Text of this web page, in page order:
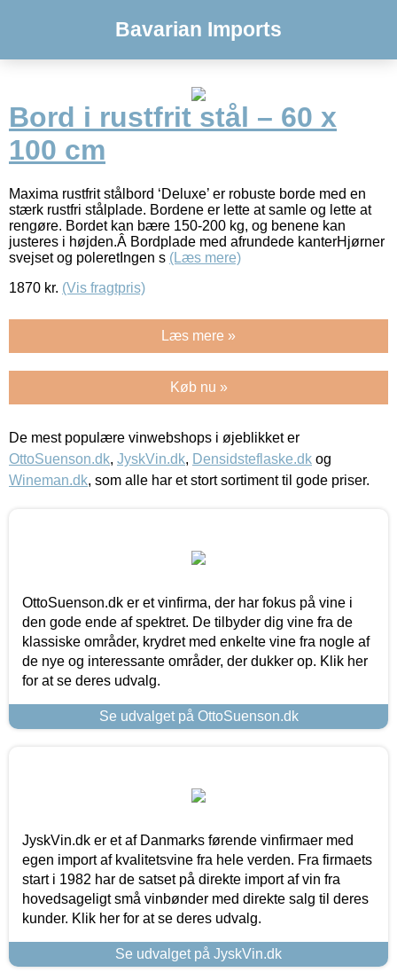
Bavarian Imports
Bord i rustfrit stål – 60 x
100 cm
Maxima rustfrit stålbord ‘Deluxe’ er robuste borde med en
stærk rustfri stålplade. Bordene er lette at samle og lette at
rengøre. Bordet kan bære 150-200 kg, og benene kan
justeres i højden.Â Bordplade med afrundede kanterHjørner
svejset og poleretIngen s (Læs mere)
1870 kr. (Vis fragtpris)
Læs mere »
Køb nu »
De mest populære vinwebshops i øjeblikket er
OttoSuenson.dk, JyskVin.dk, Densidsteflaske.dk og
Wineman.dk, som alle har et stort sortiment til gode priser.
OttoSuenson.dk er et vinfirma, der har fokus på vine i
den gode ende af spektret. De tilbyder dig vine fra de
klassiske områder, krydret med enkelte vine fra nogle af
de nye og interessante områder, der dukker op. Klik her
for at se deres udvalg.
Se udvalget på OttoSuenson.dk
JyskVin.dk er et af Danmarks førende vinfirmaer med
egen import af kvalitetsvine fra hele verden. Fra firmaets
start i 1982 har de satset på direkte import af vin fra
hovedsageligt små vinbønder med direkte salg til deres
kunder. Klik her for at se deres udvalg.
Se udvalget på JyskVin.dk